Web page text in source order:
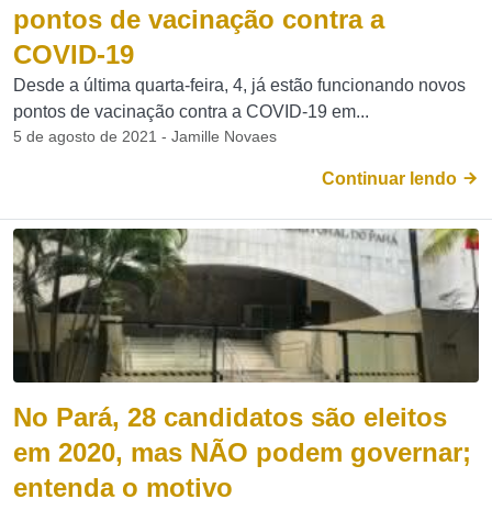
pontos de vacinação contra a
COVID-19
Desde a última quarta-feira, 4, já estão funcionando novos
pontos de vacinação contra a COVID-19 em...
5 de agosto de 2021 - Jamille Novaes
Continuar lendo
No Pará, 28 candidatos são eleitos
em 2020, mas NÃO podem governar;
entenda o motivo